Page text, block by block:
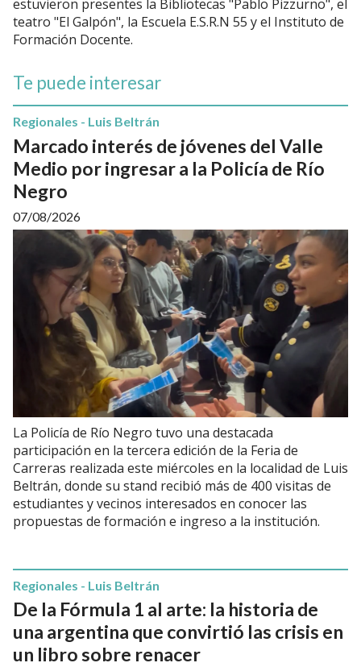
estuvieron presentes la Bibliotecas "Pablo Pizzurno", el
teatro "El Galpón", la Escuela E.S.R.N 55 y el Instituto de
Formación Docente.
Te puede interesar
Marcado interés de jóvenes del Valle
Medio por ingresar a la Policía de Río
Negro
Regionales - Luis Beltrán
07/08/2026
La Policía de Río Negro tuvo una destacada
participación en la tercera edición de la Feria de
Carreras realizada este miércoles en la localidad de Luis
Beltrán, donde su stand recibió más de 400 visitas de
estudiantes y vecinos interesados en conocer las
propuestas de formación e ingreso a la institución.
De la Fórmula 1 al arte: la historia de
una argentina que convirtió las crisis en
un libro sobre renacer
Regionales - Luis Beltrán